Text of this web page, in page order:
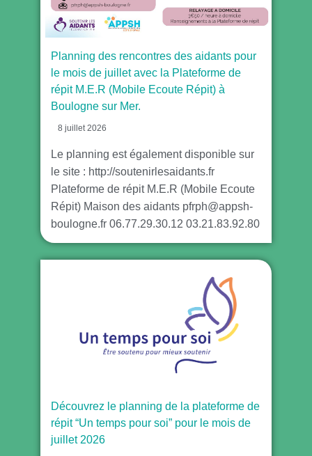
Planning des rencontres des aidants pour
le mois de juillet avec la Plateforme de
répit M.E.R (Mobile Ecoute Répit) à
Boulogne sur Mer.
8 juillet 2026
Le planning est également disponible sur
le site : http://soutenirlesaidants.fr
Plateforme de répit M.E.R (Mobile Ecoute
Répit) Maison des aidants pfrph@appsh-
boulogne.fr 06.77.29.30.12 03.21.83.92.80
Découvrez le planning de la plateforme de
répit “Un temps pour soi” pour le mois de
juillet 2026